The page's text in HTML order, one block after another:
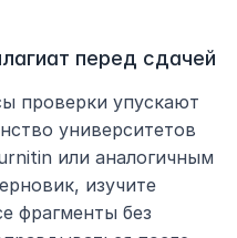
перед сдачей
проверки упускают
университетов
или аналогичным
изучите
фрагменты без